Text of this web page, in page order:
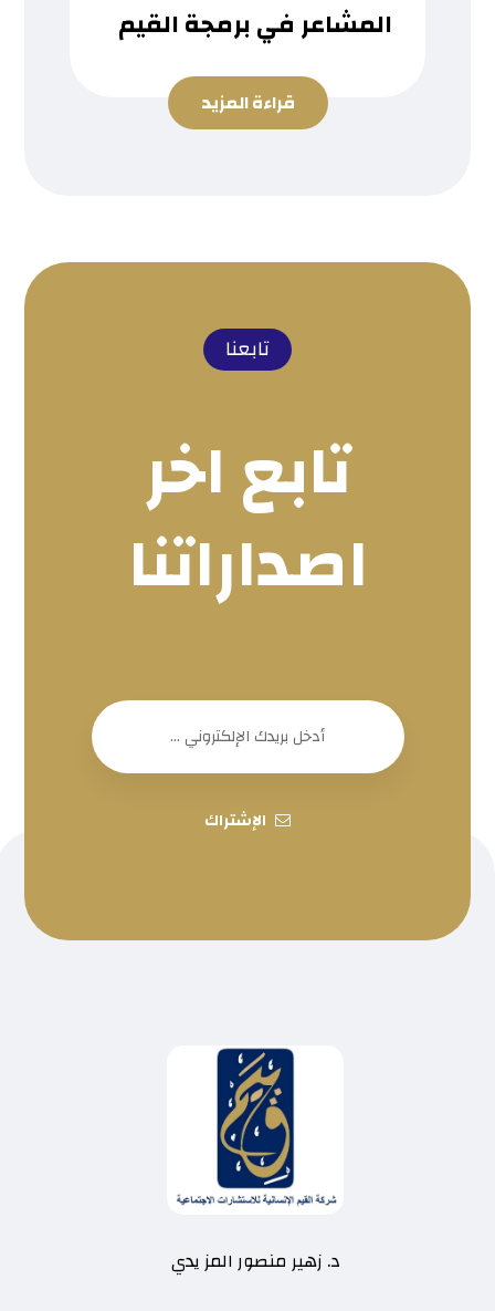
المشاعر في برمجة القيم
قراءة المزيد
تابعنا
تابع اخر
اصداراتنا
الإشتراك
د. زهير منصور المز يدي